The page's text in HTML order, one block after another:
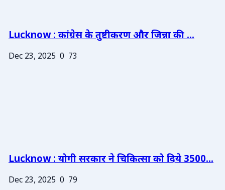
Lucknow : कांग्रेस के तुष्टीकरण और जिन्ना की ...
Dec 23, 2025 0 73
Lucknow : योगी सरकार ने चिकित्सा को दिये 3500...
Dec 23, 2025 0 79